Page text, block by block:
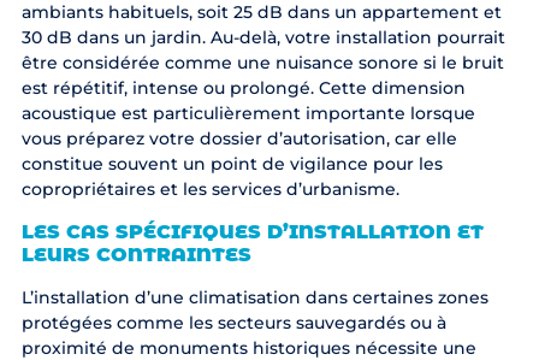
ambiants habituels, soit 25 dB dans un appartement et
30 dB dans un jardin. Au-delà, votre installation pourrait
être considérée comme une nuisance sonore si le bruit
est répétitif, intense ou prolongé. Cette dimension
acoustique est particulièrement importante lorsque
vous préparez votre dossier d’autorisation, car elle
constitue souvent un point de vigilance pour les
copropriétaires et les services d’urbanisme.
LES CAS SPÉCIFIQUES D’INSTALLATION ET
LEURS CONTRAINTES
L’installation d’une climatisation dans certaines zones
protégées comme les secteurs sauvegardés ou à
proximité de monuments historiques nécessite une